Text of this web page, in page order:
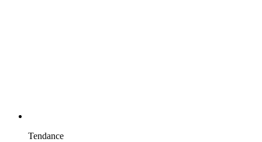
Tendance